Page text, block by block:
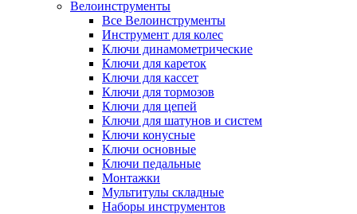
Велоинструменты
Все Велоинструменты
Инструмент для колес
Ключи динамометрические
Ключи для кареток
Ключи для кассет
Ключи для тормозов
Ключи для цепей
Ключи для шатунов и систем
Ключи конусные
Ключи основные
Ключи педальные
Монтажки
Мультитулы складные
Наборы инструментов